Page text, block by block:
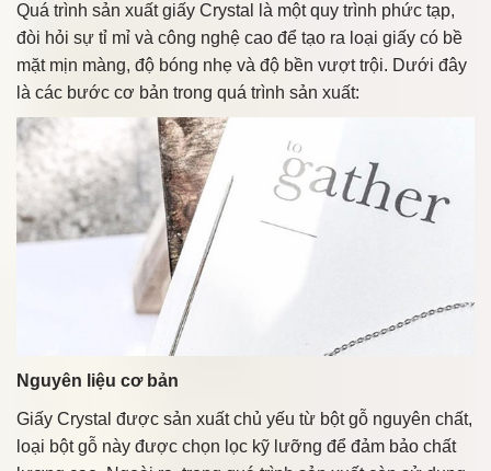
Quá trình sản xuất giấy Crystal là một quy trình phức tạp,
đòi hỏi sự tỉ mỉ và công nghệ cao để tạo ra loại giấy có bề
mặt mịn màng, độ bóng nhẹ và độ bền vượt trội. Dưới đây
là các bước cơ bản trong quá trình sản xuất:
Nguyên liệu cơ bản
Giấy Crystal được sản xuất chủ yếu từ bột gỗ nguyên chất,
loại bột gỗ này được chọn lọc kỹ lưỡng để đảm bảo chất